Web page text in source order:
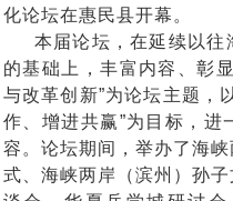
化论坛在惠民县开幕。
本届论坛，在延续以往
的基础上，丰富内容、彰
与改革创新”为论坛主题，
作、增进共赢”为目标，进
容。论坛期间，举办了海
式、海峡两岸（滨州）孙